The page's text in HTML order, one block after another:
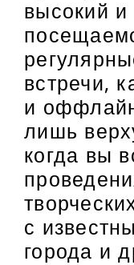
высокий и
встречи,
и
лишь
когда вы
с
города и